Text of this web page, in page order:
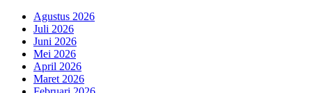
Agustus 2026
Juli 2026
Juni 2026
Mei 2026
April 2026
Maret 2026